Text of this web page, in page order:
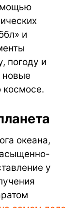
и
погоду и
новые
космосе.
океана,
у